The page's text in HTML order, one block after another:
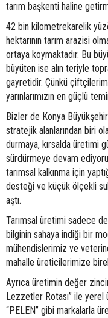
tarım başkenti haline
42 bin kilometrekarelik
hektarının tarım arazisi
ortaya koymaktadır. Bu
büyüten ise alın teriyle
gayretidir. Çünkü
yarınlarımızın en güçlü
Bizler de Konya
stratejik alanlarından biri
durmaya, kırsalda üretimi
sürdürmeye devam
tarımsal kalkınma için
desteği ve küçük ölçekli
aştı.
Tarımsal üretimi sadece
bilginin sahaya indiği bir
mühendislerimiz ve
mahalle üreticilerimize
Ayrıca üretimin değer
Lezzetler Rotası” ile yerel
“PELEN” gibi markalarla